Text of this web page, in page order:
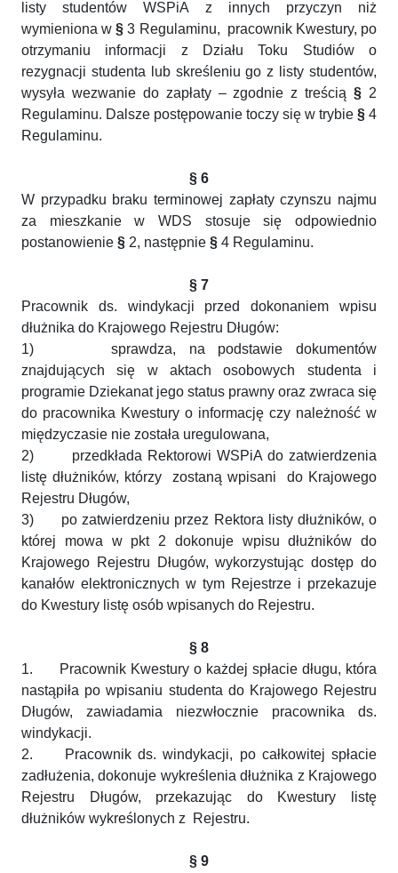
listy studentów WSPiA z innych przyczyn niż
wymieniona w§3 Regulaminu, pracownik Kwestury, po
otrzymaniu informacji z Działu Toku Studiów o
rezygnacji studenta lub skreśleniu go z listy studentów,
wysyła wezwanie do zapłaty – zgodnie z treścią§ 2
Regulaminu. Dalsze postępowanie toczy się w trybie § 4
Regulaminu.
§ 6
W przypadku braku terminowej zapłaty czynszu najmu
za mieszkanie w WDS stosuje się odpowiednio
postanowienie § 2, następnie § 4 Regulaminu.
§ 7
Pracownik ds. windykacji przed dokonaniem wpisu
dłużnika do Krajowego Rejestru Długów:
1)
sprawdza, na podstawie dokumentów
znajdujących się w aktach osobowych studenta i
programie Dziekanat jego status prawny oraz zwraca się
do pracownika Kwestury o informację czy należność w
międzyczasie nie została uregulowana,
2)
przedkłada Rektorowi WSPiA do zatwierdzenia
listę dłużników, którzy zostaną wpisani do Krajowego
Rejestru Długów,
3)
po zatwierdzeniu przez Rektora listy dłużników, o
której mowa w pkt 2 dokonuje wpisu dłużników do
Krajowego Rejestru Długów, wykorzystując dostęp do
kanałów elektronicznych w tym Rejestrze i przekazuje
do Kwestury listę osób wpisanych do Rejestru.
§ 8
1.
Pracownik Kwestury o każdej spłacie długu, która
nastąpiła po wpisaniu studenta do Krajowego Rejestru
Długów, zawiadamia niezwłocznie pracownika ds.
windykacji.
2.
Pracownik ds. windykacji, po całkowitej spłacie
zadłużenia, dokonuje wykreślenia dłużnika z Krajowego
Rejestru Długów, przekazując do Kwestury listę
dłużników wykreślonych z Rejestru.
§ 9